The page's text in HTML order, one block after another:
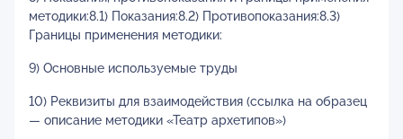
методики:8.1) Показания:8.2) Противопоказания:8.3)
Границы применения методики:
9) Основные используемые труды
10) Реквизиты для взаимодействия (ссылка на образец
— описание методики «Театр архетипов»)